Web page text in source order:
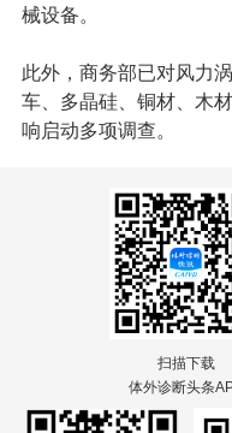
械设备。
此外，商务部已对风力
车、 多晶硅、铜材、木
响启动多项调查。
扫描下载
体外诊断头条